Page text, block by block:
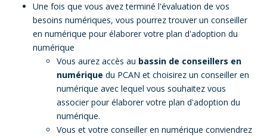
Une fois que vous avez terminé l'évaluation de vos
besoins numériques, vous pourrez trouver un conseiller
en numérique pour élaborer votre plan d'adoption du
numérique
Vous aurez accès au bassin de conseillers en
numérique du PCAN et choisirez un conseiller en
numérique avec lequel vous souhaitez vous
associer pour élaborer votre plan d'adoption du
numérique.
Vous et votre conseiller en numérique conviendrez